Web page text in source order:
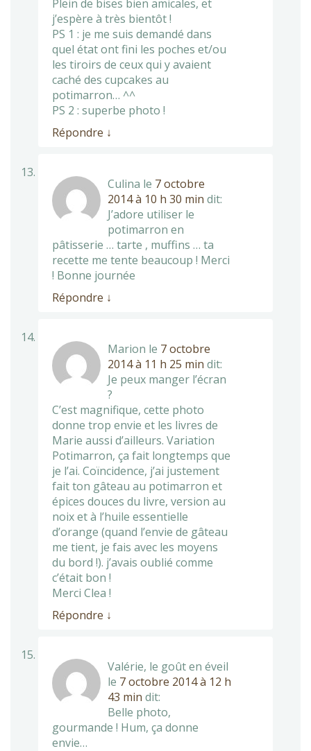
Plein de bises bien amicales, et
j’espère à très bientôt !
PS 1 : je me suis demandé dans
quel état ont fini les poches et/ou
les tiroirs de ceux qui y avaient
caché des cupcakes au
potimarron… ^^
PS 2 : superbe photo !
Répondre ↓
Culina le 7 octobre
2014 à 10 h 30 min dit:
J’adore utiliser le
potimarron en
pâtisserie … tarte , muffins … ta
recette me tente beaucoup ! Merci
! Bonne journée
Répondre ↓
Marion le 7 octobre
2014 à 11 h 25 min dit:
Je peux manger l’écran
?
C’est magnifique, cette photo
donne trop envie et les livres de
Marie aussi d’ailleurs. Variation
Potimarron, ça fait longtemps que
je l’ai. Coïncidence, j’ai justement
fait ton gâteau au potimarron et
épices douces du livre, version au
noix et à l’huile essentielle
d’orange (quand l’envie de gâteau
me tient, je fais avec les moyens
du bord !). j’avais oublié comme
c’était bon !
Merci Clea !
Répondre ↓
Valérie, le goût en éveil
le 7 octobre 2014 à 12 h
43 min dit:
Belle photo,
gourmande ! Hum, ça donne
envie…